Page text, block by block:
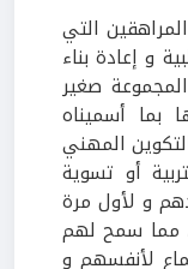
التي
و إعادة بناء
صغير
بما أسميناه
المهني
أو تسوية
و لأول مرة
مما سمح لهم
لأنفسهم و